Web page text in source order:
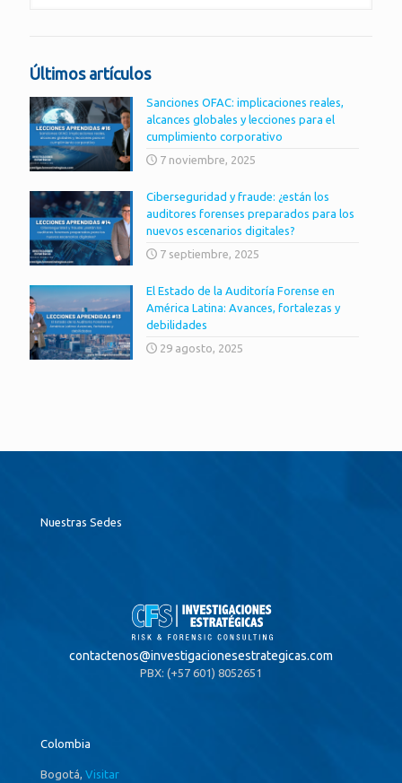
Últimos artículos
Sanciones OFAC: implicaciones reales,
alcances globales y lecciones para el
cumplimiento corporativo
7 noviembre, 2025
Ciberseguridad y fraude: ¿están los
auditores forenses preparados para los
nuevos escenarios digitales?
7 septiembre, 2025
El Estado de la Auditoría Forense en
América Latina: Avances, fortalezas y
debilidades
29 agosto, 2025
Nuestras Sedes
contactenos@investigacionesestrategicas.com
PBX: (+57 601) 8052651
Colombia
Bogotá, Visitar